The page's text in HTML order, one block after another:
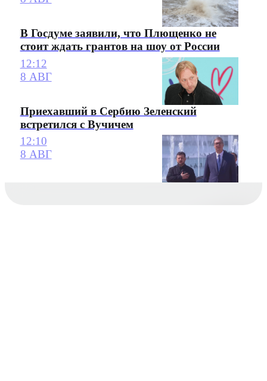
В Госдуме заявили, что Плющенко не
стоит ждать грантов на шоу от России
12:12
8 АВГ
Приехавший в Сербию Зеленский
встретился с Вучичем
12:10
8 АВГ